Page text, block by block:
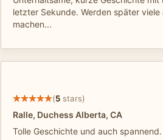
letzter Sekunde. Werden später viele
machen...
(5 stars)
Ralle, Duchess Alberta, CA
Tolle Geschichte und auch